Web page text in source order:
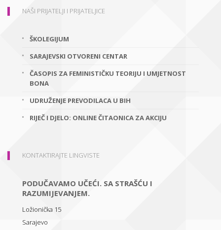
NAŠI PRIJATELJI I PRIJATELJICE
ŠKOLEGIJUM
SARAJEVSKI OTVORENI CENTAR
ČASOPIS ZA FEMINISTIČKU TEORIJU I UMJETNOST
BONA
UDRUŽENJE PREVODILACA U BIH
RIJEČ I DJELO: ONLINE ČITAONICA ZA AKCIJU
KONTAKTIRAJTE LINGVISTE
PODUČAVAMO UČEĆI. SA STRAŠĆU I
RAZUMIJEVANJEM.
Ložionička 15
Sarajevo